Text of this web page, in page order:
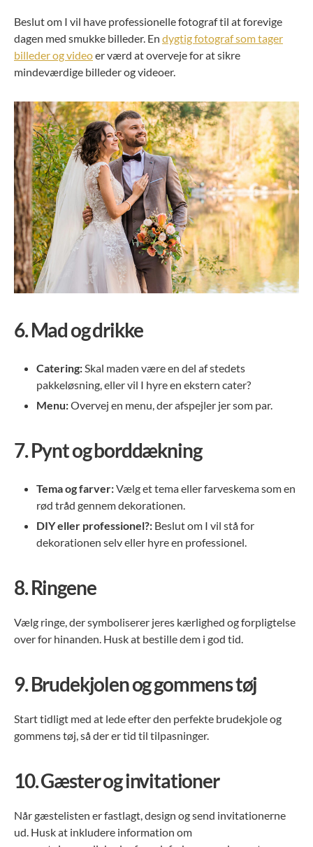
Beslut om I vil have professionelle fotograf til at forevige
dagen med smukke billeder. En dygtig fotograf som tager
billeder og videoer værd at overveje for at sikre
mindeværdige billeder og videoer.
6.Mad og drikke
Catering:Skal maden være en del af stedets
pakkeløsning, eller vil I hyre en ekstern cater?
Menu:Overvej en menu, der afspejler jer som par.
7.Pynt og borddækning
Tema og farver:Vælg et tema eller farveskema som en
rød tråd gennem dekorationen.
DIY eller professionel?:Beslut om I vil stå for
dekorationen selv eller hyre en professionel.
8.Ringene
Vælg ringe, der symboliserer jeres kærlighed og forpligtelse
over for hinanden. Husk at bestille dem i god tid.
9.Brudekjolen og gommens tøj
Start tidligt med at lede efter den perfekte brudekjole og
gommens tøj, så der er tid til tilpasninger.
10.Gæster og invitationer
Når gæstelisten er fastlagt, design og send invitationerne
ud. Husk at inkludere information om